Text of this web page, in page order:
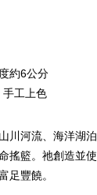
約6公分
工上色
川河流、海洋湖
搖籃。祂創造並
足豐饒。